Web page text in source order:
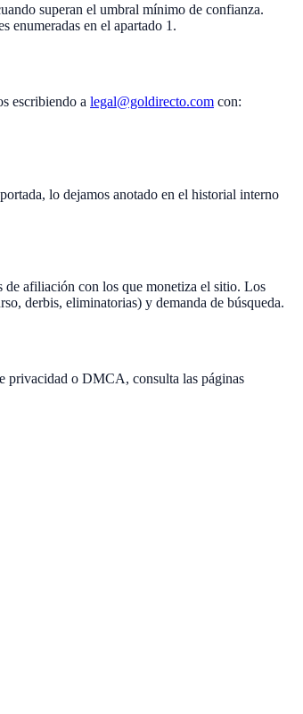
superan el umbral mínimo de confianza.
enumeradas en el apartado 1.
escribiendo a legal@goldirecto.com con:
lo dejamos anotado en el historial interno
de afiliación con los que monetiza el sitio. Los
derbis, eliminatorias) y demanda de búsqueda.
privacidad o DMCA, consulta las páginas